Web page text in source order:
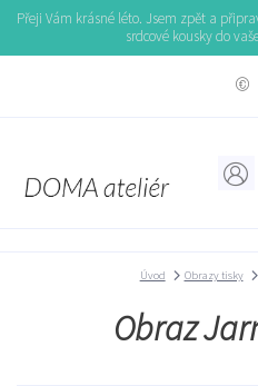
Přeji Vám krásné léto. Jsem zpět a
srdcové kousky do
Úvod Obrazy tisky
Obraz